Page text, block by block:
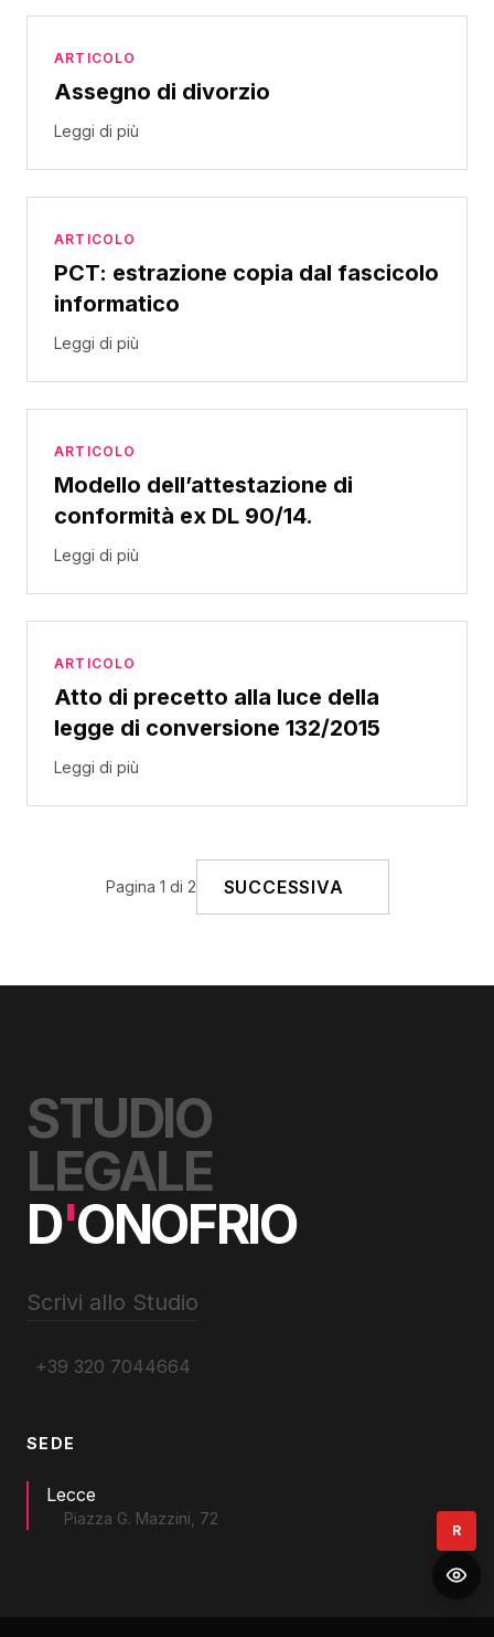
ARTICOLO
Assegno di divorzio
Leggi di più
ARTICOLO
PCT: estrazione copia dal fascicolo
informatico
Leggi di più
ARTICOLO
Modello dell’attestazione di
conformità ex DL 90/14.
Leggi di più
ARTICOLO
Atto di precetto alla luce della
legge di conversione 132/2015
Leggi di più
Pagina 1 di 2 SUCCESSIVA
STUDIO
LEGALE
D'ONOFRIO
Scrivi allo Studio
+39 320 7044664
SEDE
Lecce
Piazza G. Mazzini, 72
R